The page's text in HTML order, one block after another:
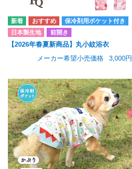
保冷剤用ポケット付き
日本製生地
前開き
【2026年春夏新商品】丸小紋浴衣
メーカー希望小売価格
3,000円